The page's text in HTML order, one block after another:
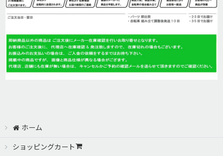
ホーム
ショッピングカート